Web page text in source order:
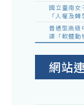
國立臺南女
「人權及
普通型高級
課「軟體動
網站